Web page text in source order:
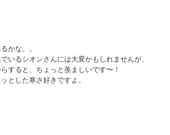
かな。。
いるシオンさんには大変かもしれませんが、
すると、ちょっと羨ましいです〜！
とした寒さ好きですよ。